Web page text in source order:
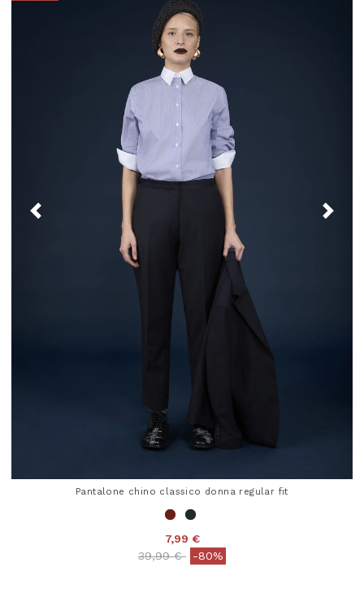
Pantalone chino classico donna regular fit
7,99 €
Price reduced from
39,99 €to-80%